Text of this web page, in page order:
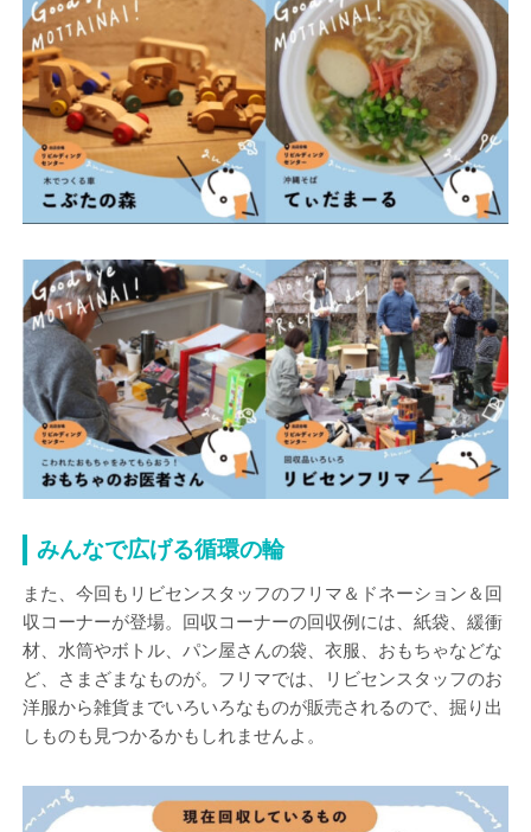
みんなで広げる循環の輪
また、今回もリビセンスタッフのフリマ＆ドネーション＆回
収コーナーが登場。回収コーナーの回収例には、紙袋、緩衝
材、水筒やボトル、パン屋さんの袋、衣服、おもちゃなどな
ど、さまざまなものが。フリマでは、リビセンスタッフのお
洋服から雑貨までいろいろなものが販売されるので、掘り出
しものも見つかるかもしれませんよ。